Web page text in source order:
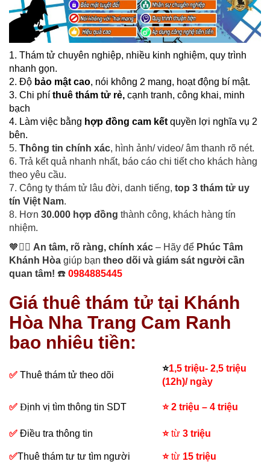
1. Thám tử chuyên nghiệp, nhiều kinh nghiệm, quy trình
nhanh gọn.
2. Độ bảo mật cao, nói không 2 mang, hoạt động bí mật.
3. Chi phí thuê thám tử rẻ, cạnh tranh, công khai, minh
bạch
4. Làm việc bằng hợp đồng cam kết quyền lợi nghĩa vụ 2
bên.
5. Thông tin chính xác, hình ảnh/ video/ âm thanh rõ nét.
6. Trả kết quả nhanh nhất, báo cáo chi tiết cho khách hàng
theo yêu cầu.
7. Công ty thám tử lâu đời, danh tiếng, top 3 thám tử uy
tín Việt Nam.
8. Hơn 30.000 hợp đồng thành công, khách hàng tín
nhiệm.
🧡🕵️‍♀️ An tâm, rõ ràng, chính xác – Hãy để Phúc Tâm
Khánh Hòa giúp bạn theo dõi và giám sát người cần
quan tâm! ☎️ 0984885445
Giá thuê thám tử tại Khánh
Hòa Nha Trang Cam Ranh
bao nhiêu tiền:
✅ Thuê thám tử theo dõi
⭐1,5 triệu- 2,5 triệu
(12h)/ ngày
✅ Định vị tìm thông tin SDT ⭐2 triệu – 4 triệu
✅ Điều tra thông tin ⭐từ 3 triệu
✅Thuê thám tư tư tìm người ⭐từ 15 triệu